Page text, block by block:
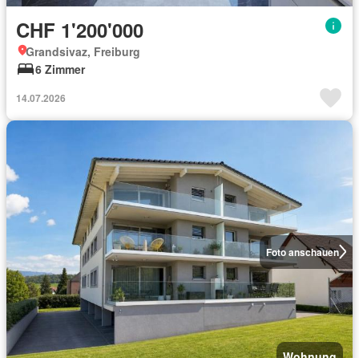
CHF 1'200'000
Grandsivaz, Freiburg
6 Zimmer
14.07.2026
Foto anschauen